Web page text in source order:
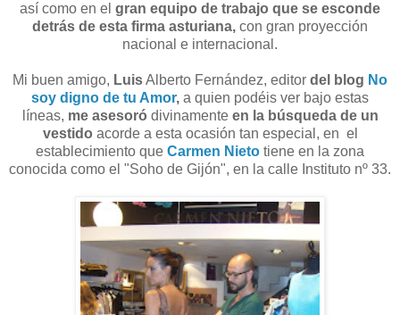
así como en el gran equipo de trabajo que se esconde
detrás de esta firma asturiana, con gran proyección
nacional e internacional.
Mi buen amigo, LuisAlberto Fernández, editor del blog No
soy digno de tu Amor, a quien podéis ver bajo estas
líneas, me asesoró divinamente en la búsqueda de un
vestido acorde a esta ocasión tan especial, en el
establecimiento que Carmen Nieto tiene en la zona
conocida como el "Soho de Gijón", en la calle Instituto nº 33.